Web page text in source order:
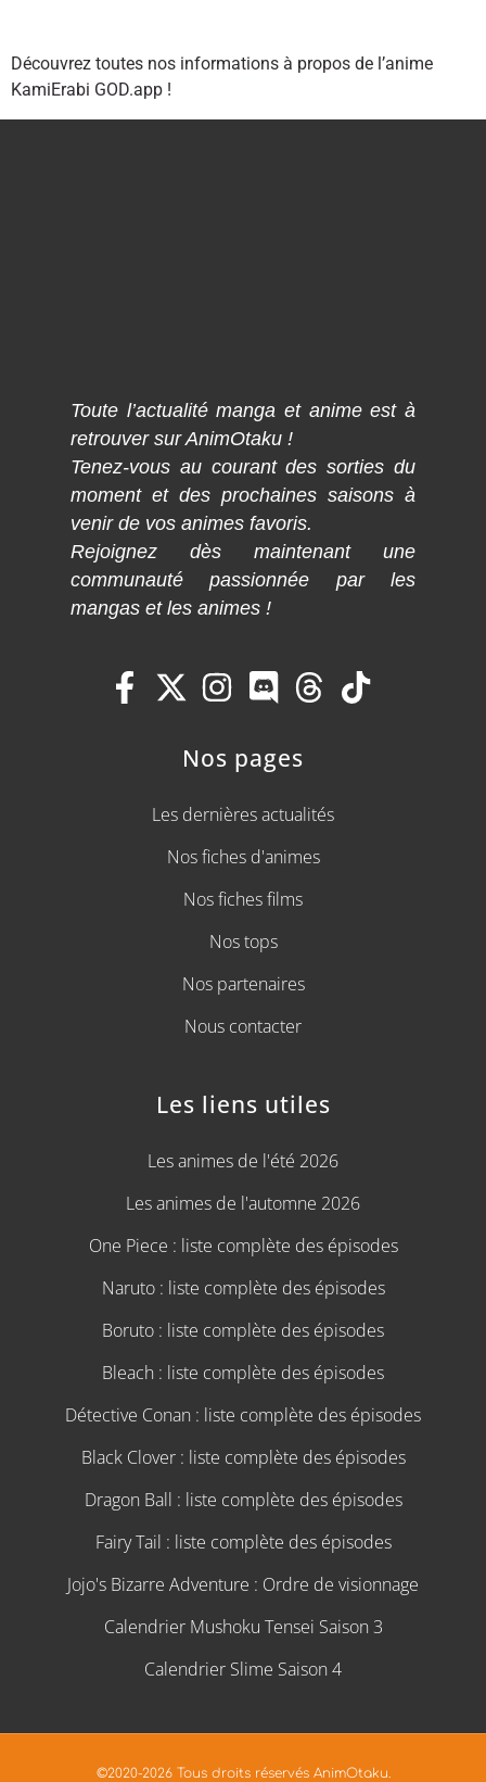
Découvrez toutes nos informations à propos de l’anime
KamiErabi GOD.app !
Toute l’actualité manga et anime est à
retrouver sur AnimOtaku !
Tenez-vous au courant des sorties du
moment et des prochaines saisons à
venir de vos animes favoris.
Rejoignez dès maintenant une
communauté passionnée par les
mangas et les animes !
Nos pages
Les dernières actualités
Nos fiches d'animes
Nos fiches films
Nos tops
Nos partenaires
Nous contacter
Les liens utiles
Les animes de l'été 2026
Les animes de l'automne 2026
One Piece : liste complète des épisodes
Naruto : liste complète des épisodes
Boruto : liste complète des épisodes
Bleach : liste complète des épisodes
Détective Conan : liste complète des épisodes
Black Clover : liste complète des épisodes
Dragon Ball : liste complète des épisodes
Fairy Tail : liste complète des épisodes
Jojo's Bizarre Adventure : Ordre de visionnage
Calendrier Mushoku Tensei Saison 3
Calendrier Slime Saison 4
©2020-2026 Tous droits réservés AnimOtaku.